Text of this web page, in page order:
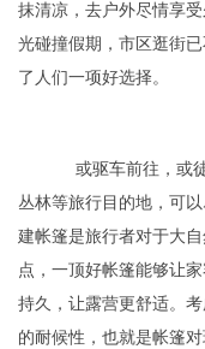
抹清凉，去户外尽情享
光碰撞假期，市区逛街
了人们一项好选择。
或驱车前往，或
丛林等旅行目的地，可
建帐篷是旅行者对于大
点，一顶好帐篷能够让
持久，让露营更舒适。
的耐候性，也就是帐篷